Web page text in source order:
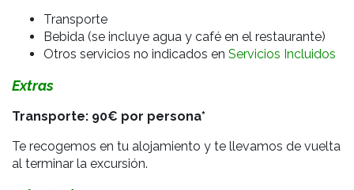
Transporte
Bebida (se incluye agua y café en el restaurante)
Otros servicios no indicados en Servicios Incluidos
Extras
Transporte: 90€ por persona*
Te recogemos en tu alojamiento y te llevamos de vuelta
al terminar la excursión.